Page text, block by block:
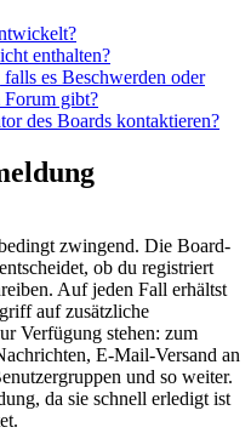
enthalten?
es Beschwerden oder
Forum gibt?
des Boards kontaktieren?
zwingend. Die Board-
ob du registriert
Auf jeden Fall erhältst
auf zusätzliche
Verfügung stehen: zum
E-Mail-Versand an
und so weiter.
da sie schnell erledigt ist